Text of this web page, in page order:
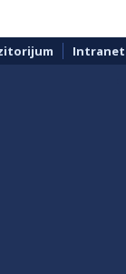
Intranet